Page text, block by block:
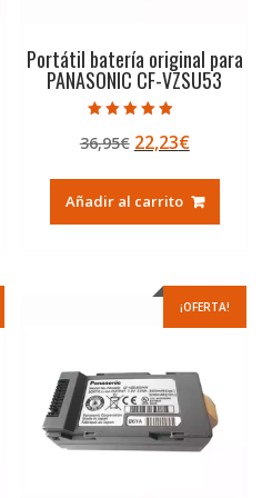
Portátil batería original para
PANASONIC CF-VZSU53
5.00
de 5
36,95€ El
original
era:
22,23€El
actual
es:
Añadir al carrito
¡OFERTA!